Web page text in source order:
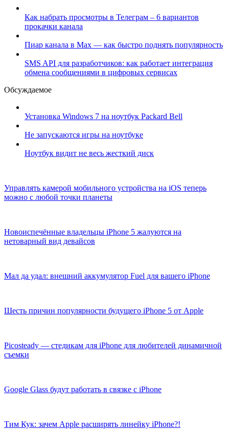
Как набрать просмотры в Телеграм – 6 вариантов
прокачки канала
Пиар канала в Max — как быстро поднять популярность
SMS API для разработчиков: как работает интеграция
обмена сообщениями в цифровых сервисах
Обсуждаемое
Установка Windows 7 на ноутбук Packard Bell
Не запускаются игры на ноутбуке
Ноутбук видит не весь жесткий диск
Управлять камерой мобильного устройства на iOS теперь
можно с любой точки планеты
Новоиспечённые владельцы iPhone 5 жалуются на
нетоварный вид девайсов
Мал да удал: внешний аккумулятор Fuel для вашего iPhone
Шесть причин популярности будущего iPhone 5 от Apple
Picosteady — стедикам для iPhone для любителей динамичной
съемки
Google Glass будут работать в связке с iPhone
Тим Кук: зачем Apple расширять линейку iPhone?!